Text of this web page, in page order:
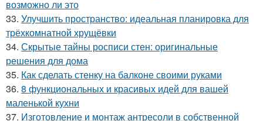
возможно ли это
33. Улучшить пространство: идеальная планировка для
трёхкомнатной хрущёвки
34. Скрытые тайны росписи стен: оригинальные
решения для дома
35. Как сделать стенку на балконе своими руками
36. 8 функциональных и красивых идей для вашей
маленькой кухни
37. Изготовление и монтаж антресоли в собственной